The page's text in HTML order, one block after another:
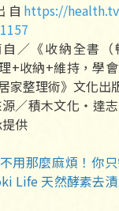
自 https://
／《收納全書（
+收納+維持，學
家整理術》文化出
／積木文化‧達
供
用那麼麻煩！你
Life 天然酵素去